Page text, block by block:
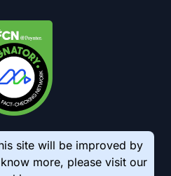
site will be improved by
more, please visit our